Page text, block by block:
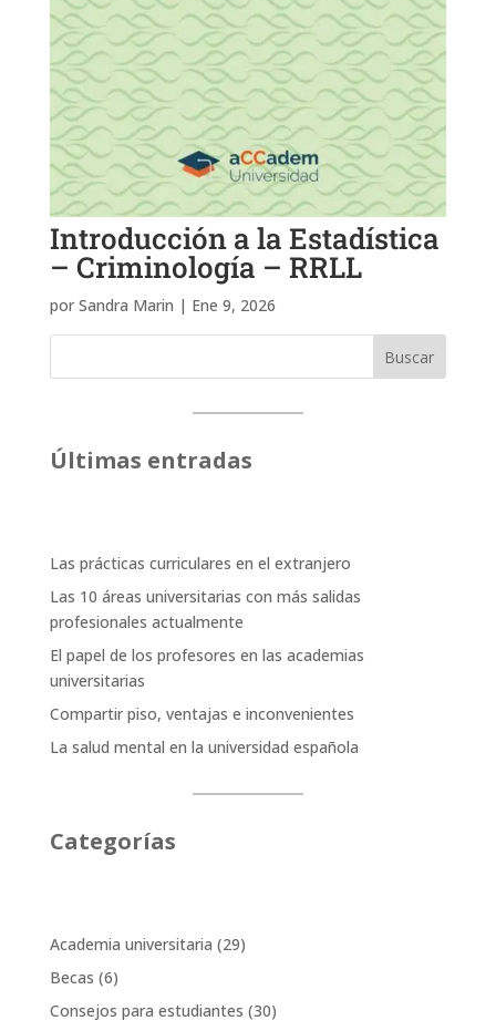
Introducción a la Estadística
– Criminología – RRLL
por Sandra Marin | Ene 9, 2026
Buscar
Últimas entradas
Las prácticas curriculares en el extranjero
Las 10 áreas universitarias con más salidas
profesionales actualmente
El papel de los profesores en las academias
universitarias
Compartir piso, ventajas e inconvenientes
La salud mental en la universidad española
Categorías
Academia universitaria (29)
Becas (6)
Consejos para estudiantes (30)